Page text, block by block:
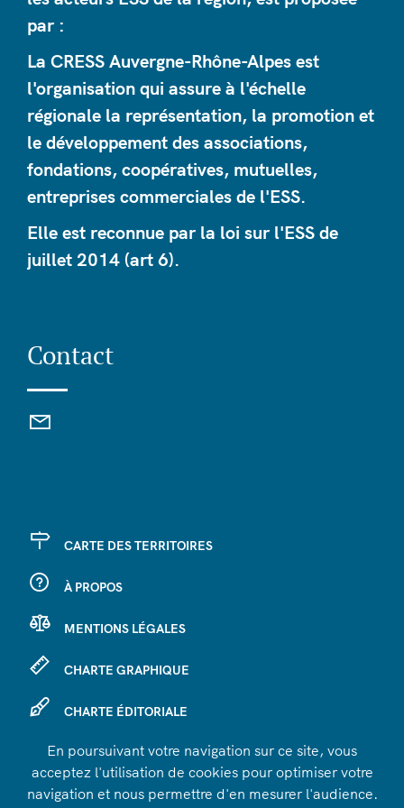
par :
La CRESS Auvergne-Rhône-Alpes est
l'organisation qui assure à l'échelle
régionale la représentation, la promotion et
le développement des associations,
fondations, coopératives, mutuelles,
entreprises commerciales de l'ESS.
Elle est reconnue par la loi sur l'ESS de
juillet 2014 (art 6).
Contact
CARTE DES TERRITOIRES
À PROPOS
MENTIONS LÉGALES
CHARTE GRAPHIQUE
CHARTE ÉDITORIALE
SE CONNECTER
En poursuivant votre navigation sur ce site, vous
acceptez l'utilisation de cookies pour optimiser votre
navigation et nous permettre d'en mesurer l'audience.